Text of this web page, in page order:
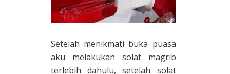
Setelah menikmati buka puasa
aku melakukan solat magrib
terlebih dahulu, setelah solat